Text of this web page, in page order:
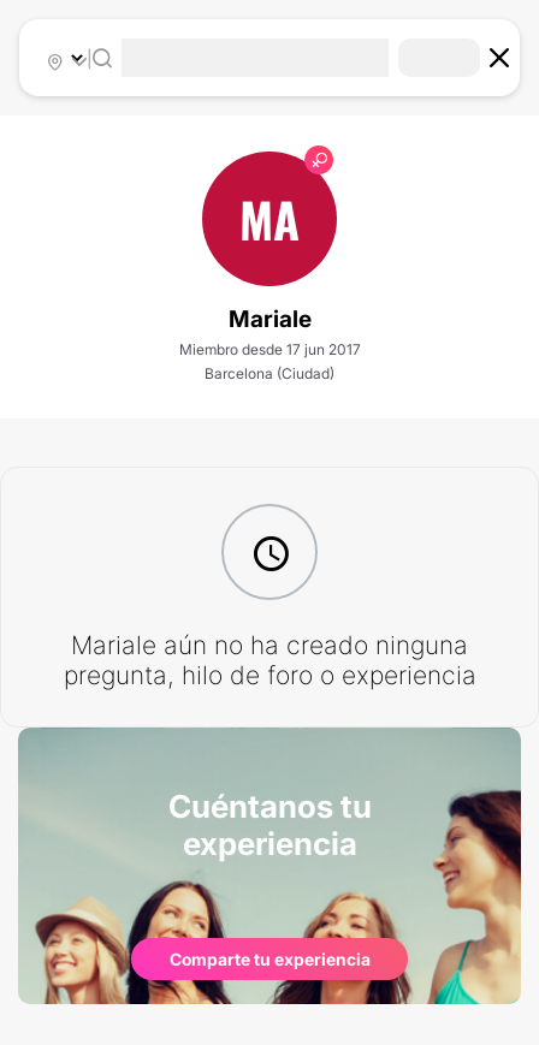
|
MA
Mariale
Miembro desde 17 jun 2017
Barcelona (Ciudad)
Mariale aún no ha creado ninguna
pregunta, hilo de foro o experiencia
Cuéntanos tu
experiencia
Comparte tu experiencia